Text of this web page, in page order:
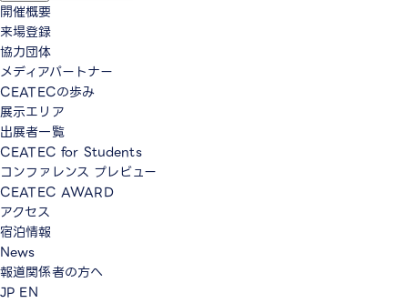
開催概要
来場登録
協力団体
メディアパートナー
CEATECの歩み
展示エリア
出展者一覧
CEATEC for Students
コンファレンス プレビュー
CEATEC AWARD
アクセス
宿泊情報
News
報道関係者の方へ
JP EN